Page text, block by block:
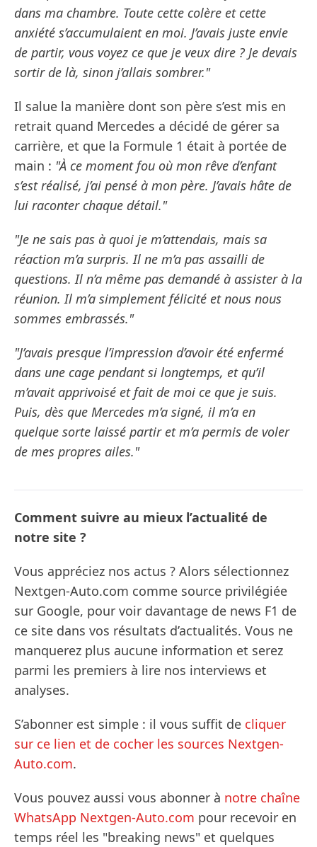
dans ma chambre. Toute cette colère et cette
anxiété s’accumulaient en moi. J’avais juste envie
de partir, vous voyez ce que je veux dire ? Je devais
sortir de là, sinon j’allais sombrer."
Il salue la manière dont son père s’est mis en
retrait quand Mercedes a décidé de gérer sa
carrière, et que la Formule 1 était à portée de
main : "À ce moment fou où mon rêve d’enfant
s’est réalisé, j’ai pensé à mon père. J’avais hâte de
lui raconter chaque détail."
"Je ne sais pas à quoi je m’attendais, mais sa
réaction m’a surpris. Il ne m’a pas assailli de
questions. Il n’a même pas demandé à assister à la
réunion. Il m’a simplement félicité et nous nous
sommes embrassés."
"J’avais presque l’impression d’avoir été enfermé
dans une cage pendant si longtemps, et qu’il
m’avait apprivoisé et fait de moi ce que je suis.
Puis, dès que Mercedes m’a signé, il m’a en
quelque sorte laissé partir et m’a permis de voler
de mes propres ailes."
Comment suivre au mieux l’actualité de
notre site ?
Vous appréciez nos actus ? Alors sélectionnez
Nextgen-Auto.com comme source privilégiée
sur Google, pour voir davantage de news F1 de
ce site dans vos résultats d’actualités. Vous ne
manquerez plus aucune information et serez
parmi les premiers à lire nos interviews et
analyses.
S’abonner est simple : il vous suffit de cliquer
sur ce lien et de cocher les sources Nextgen-
Auto.com.
Vous pouvez aussi vous abonner à notre chaîne
WhatsApp Nextgen-Auto.com pour recevoir en
temps réel les "breaking news" et quelques